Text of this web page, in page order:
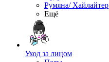
Румяна/ Хайлайтер
Ещё
Уход за лицом